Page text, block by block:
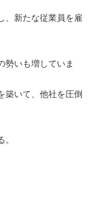
、新たな従業員を雇
勢いも増していま
築いて、他社を圧倒